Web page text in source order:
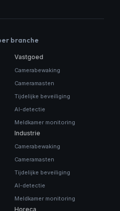
branche
Vastgoed
Camerabewaking
Cameramasten
Tijdelijke beveiliging
AI-detectie
Meldkamer monitoring
Industrie
Camerabewaking
Cameramasten
Tijdelijke beveiliging
AI-detectie
Meldkamer monitoring
Horeca